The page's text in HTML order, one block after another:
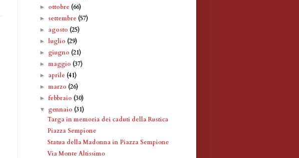
► ottobre (66)
► settembre (57)
► agosto (25)
►luglio (29)
► giugno (21)
►maggio (37)
► aprile (41)
►marzo (26)
►febbraio (30)
▼ gennaio (31)
Targa in memoria dei caduti della Rustica
Piazza Sempione
Statua della Madonna in Piazza Sempione
Via Monte Altissimo